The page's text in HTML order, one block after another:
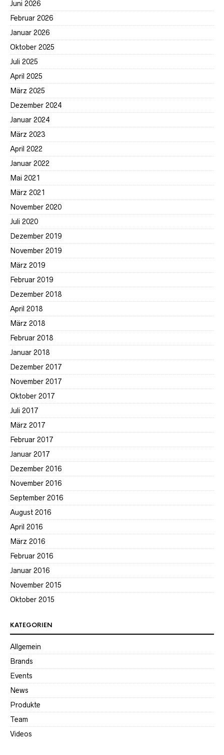
Juni 2026
Februar 2026
Januar 2026
Oktober 2025
Juli 2025
April 2025
März 2025
Dezember 2024
Januar 2024
März 2023
April 2022
Januar 2022
Mai 2021
März 2021
November 2020
Juli 2020
Dezember 2019
November 2019
März 2019
Februar 2019
Dezember 2018
April 2018
März 2018
Februar 2018
Januar 2018
Dezember 2017
November 2017
Oktober 2017
Juli 2017
März 2017
Februar 2017
Januar 2017
Dezember 2016
November 2016
September 2016
August 2016
April 2016
März 2016
Februar 2016
Januar 2016
November 2015
Oktober 2015
KATEGORIEN
Allgemein
Brands
Events
News
Produkte
Team
Videos